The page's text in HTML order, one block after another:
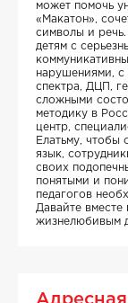
может помочь
«Макатон»,
символы и
детям с
нарушениями, с
спектра, ДЦП,
сложными
методику в
центр,
Елатьму, чтобы
язык,
своих
понятыми и
педагогов
Давайте
жизнелюбивым